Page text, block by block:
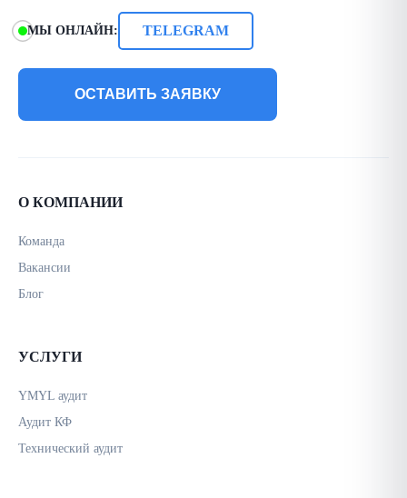
МЫ ОНЛАЙН: TELEGRAM
ОСТАВИТЬ ЗАЯВКУ
О КОМПАНИИ
Команда
Вакансии
Блог
УСЛУГИ
YMYL аудит
Аудит КФ
Технический аудит